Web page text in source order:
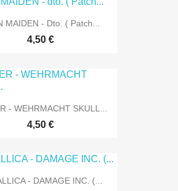
MAIDEN - Dto. ( Patch...
4,50 €
- WEHRMACHT SKULL...
4,50 €
- DAMAGE INC. (...